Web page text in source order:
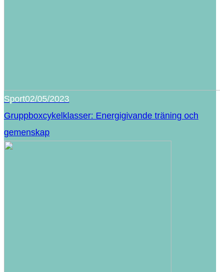
Sport02/05/2023
Gruppboxcykelklasser: Energigivande träning och
gemenskap